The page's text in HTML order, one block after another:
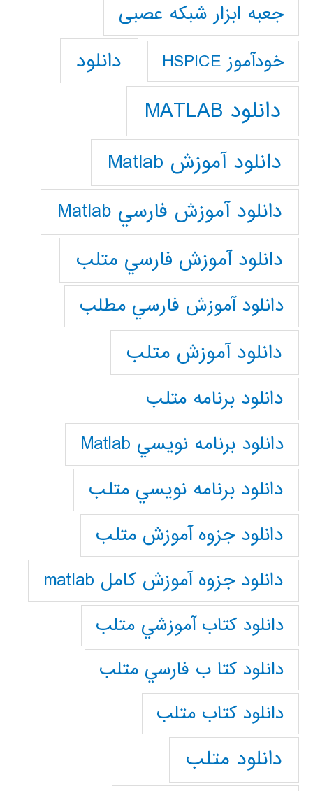
جعبه ابزار شبکه عصبی
خودآموز HSPICE دانلود
دانلود MATLAB
دانلود آموزش Matlab
دانلود آموزش فارسي Matlab
دانلود آموزش فارسي متلب
دانلود آموزش فارسي مطلب
دانلود آموزش متلب
دانلود برنامه متلب
دانلود برنامه نويسي Matlab
دانلود برنامه نويسي متلب
دانلود جزوه آموزش متلب
دانلود جزوه آموزش کامل matlab
دانلود كتاب آموزشي متلب
دانلود كتا ب فارسي متلب
دانلود كتاب متلب
دانلود متلب